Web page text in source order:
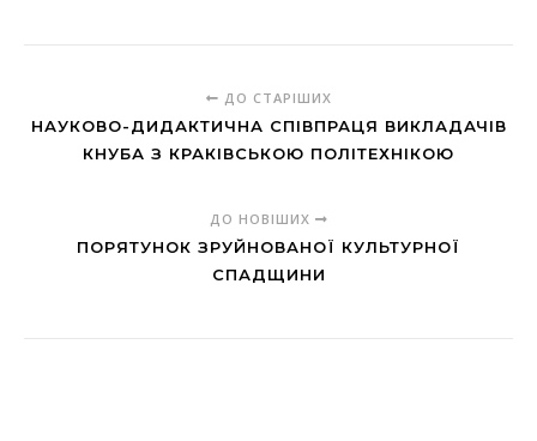
ДО СТАРІШИХ
НАУКОВО-ДИДАКТИЧНА СПІВПРАЦЯ ВИКЛАДАЧІВ
КНУБА З КРАКІВСЬКОЮ ПОЛІТЕХНІКОЮ
ДО НОВІШИХ
ПОРЯТУНОК ЗРУЙНОВАНОЇ КУЛЬТУРНОЇ
СПАДЩИНИ